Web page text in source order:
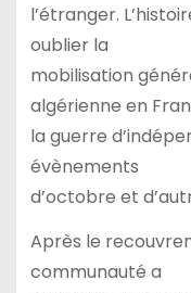
l’étranger.
oublier la
mobilisation
algérienne en
la guerre
évènements
d’octobre et
Après le
communauté a